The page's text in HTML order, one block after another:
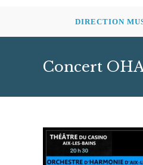
DIRECTION
Concert